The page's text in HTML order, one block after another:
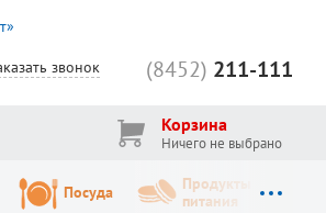
(8452) 211-111
звонок
Корзина
Ничего не выбрано
Посуда
Продукты
питания